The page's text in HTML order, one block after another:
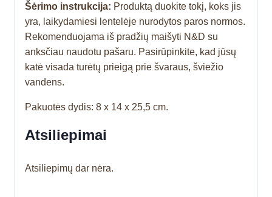
Šėrimo instrukcija: Produktą duokite tokį, koks jis
yra, laikydamiesi lentelėje nurodytos paros normos.
Rekomenduojama iš pradžių maišyti N&D su
anksčiau naudotu pašaru. Pasirūpinkite, kad jūsų
katė visada turėtų prieigą prie švaraus, šviežio
vandens.
Pakuotės dydis: 8 x 14 x 25,5 cm.
Atsiliepimai
Atsiliepimų dar nėra.